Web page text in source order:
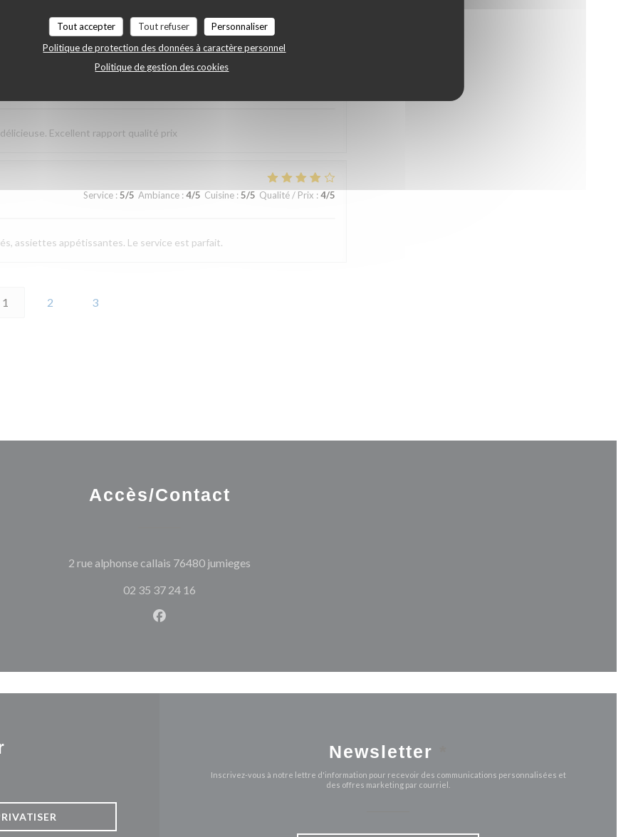
Tout accepter Tout refuser
Personnaliser
Politique de protection des données à caractère personnel
Politique de gestion des cookies
Nettes freundliches Personal Wir kommen gerne wieder
Excellent rapport qualité prix
Service: 5/5 Ambiance: 4/5 Cuisine: 5/5 Qualité / Prix : 4/5
assiettes appétissantes. Le service est parfait.
1 2 3
Accès/Contact
2 rue alphonse callais 76480 jumieges
02 35 37 24 16
Facebook ((ouvre une nouvelle fenêtre))
Newsletter
Inscrivez-vous à notre lettre d'information pour recevoir des communications personnalisées et
des offres marketing par courriel.